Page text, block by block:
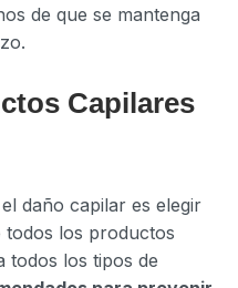
de que se mantenga
Capilares
daño capilar es elegir
todos los productos
todos los tipos de